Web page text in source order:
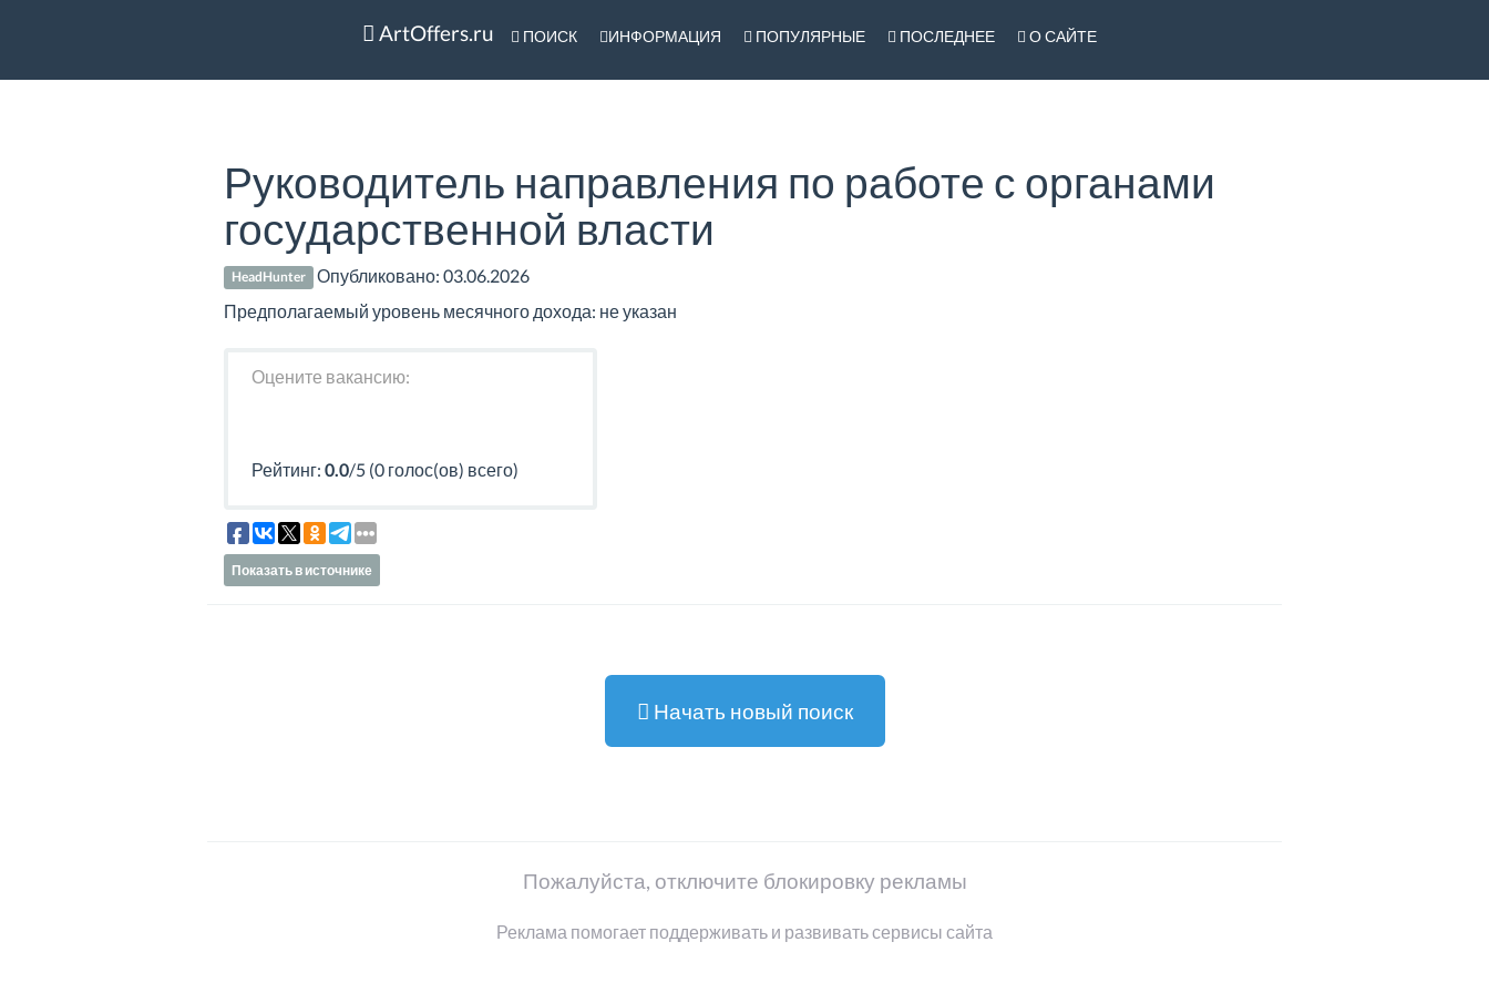
ArtOffers.ru ПОИСК ИНФОРМАЦИЯ ПОПУЛЯРНЫЕ ПОСЛЕДНЕЕ О САЙТЕ
Руководитель направления по работе с органами
государственной власти
HeadHunter Опубликовано:03.06.2026
Предполагаемый уровень месячного дохода: не указан
Оцените вакансию:
Рейтинг: 0.0/5 (0 голос(ов) всего)
Показать в источнике
Начать новый поиск
Пожалуйста, отключите блокировку рекламы
Реклама помогает поддерживать и развивать сервисы сайта